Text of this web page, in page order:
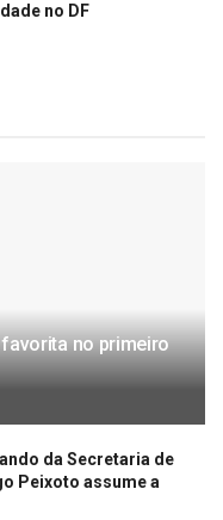
no DF
no primeiro
da Secretaria de
Peixoto assume a